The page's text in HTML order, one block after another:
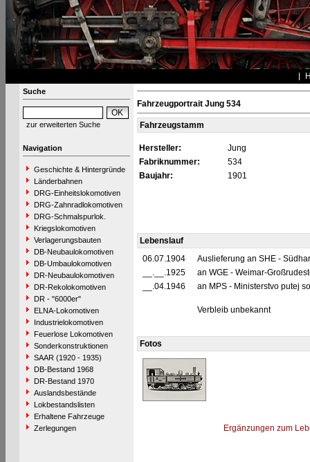
Suche
zur erweiterten Suche
Navigation
Geschichte & Hintergründe
Länderbahnen
DRG-Einheitslokomotiven
DRG-Zahnradlokomotiven
DRG-Schmalspurlok.
Kriegslokomotiven
Verlagerungsbauten
DB-Neubaulokomotiven
DB-Umbaulokomotiven
DR-Neubaulokomotiven
DR-Rekolokomotiven
DR - "6000er"
ELNA-Lokomotiven
Industrielokomotiven
Feuerlose Lokomotiven
Sonderkonstruktionen
SAAR (1920 - 1935)
DB-Bestand 1968
DR-Bestand 1970
Auslandsbestände
Lokbestandslisten
Erhaltene Fahrzeuge
Zerlegungen
Fahrzeugportrait Jung 534
Fahrzeugstamm
Hersteller:
Jung
Fabriknummer:
534
Baujahr:
1901
Lebenslauf
06.07.1904
Auslieferung an SHE -
__.__.1925
an WGE - Weimar-
__.04.1946
an MPS - Ministerstvo putej
Verbleib unbekannt
Fotos
Ergänzungen zum